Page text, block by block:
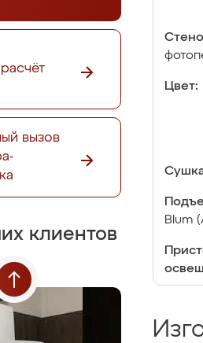
вызов
клиентов
Цвет:
Blum